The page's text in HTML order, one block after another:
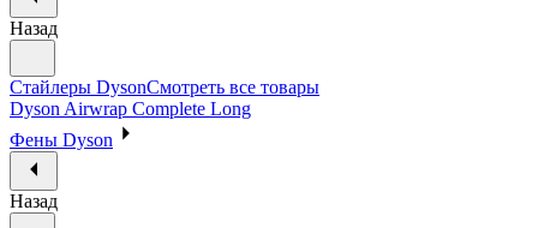
Назад
Стайлеры DysonСмотреть все товары
Dyson Airwrap Complete Long
Фены Dyson
Назад